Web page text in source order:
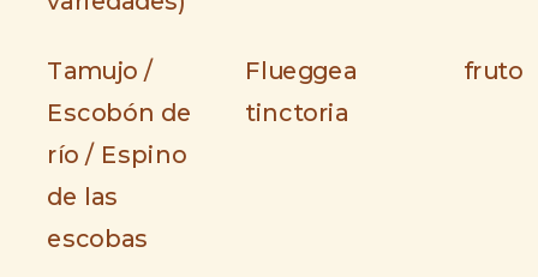
Tamujo /
Escobón de
río / Espino
de las
escobas
Flueggea
tinctoria
fruto